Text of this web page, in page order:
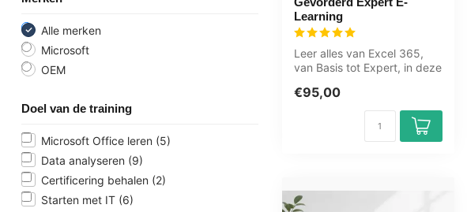
Alle merken
Microsoft
OEM
Doel van de training
Microsoft Office leren (5)
Data analyseren (9)
Certificering behalen (2)
Starten met IT (6)
Learning
Leer alles van Excel 365,
van Basis tot Expert, in deze
€95,00